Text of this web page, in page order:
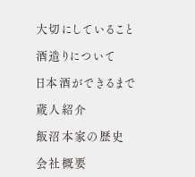
大切にしていること
酒造りについて
日本酒ができるまで
蔵人紹介
飯沼本家の歴史
会社概要